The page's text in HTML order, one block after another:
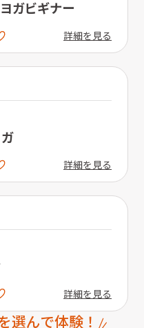
ガビギナー
詳細を見る
詳細を見る
詳細を見る
選んで体験！